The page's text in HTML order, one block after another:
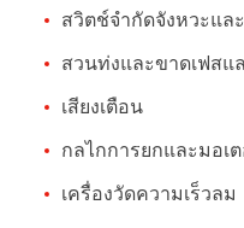
สวิตช์จำกัดจังหวะแล
สวนท่งและขาดเฟสแ
เสียงเตือน
กลไกการยกและมอเ
เครื่องวัดความเร็วลม